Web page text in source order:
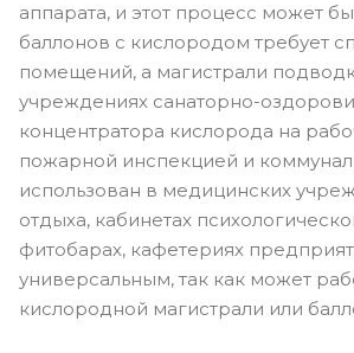
аппарата, и этот процесс может
баллонов с кислородом требует
помещений, а магистрали
учреждениях санаторно-
концентратора кислорода на
пожарной инспекцией и
использован в медицинских
отдыха, кабинетах
фитобарах, кафетериях
универсальным, так как может
кислородной магистрали или